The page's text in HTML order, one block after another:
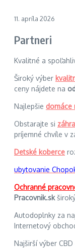
11. apríla 2026
Partneri
Kvalitné a
Široký výber
ceny nájdete na
Najlepšie domáce
Obstarajte si
príjemné chvíle v
Detské koberce
ubytovanie
Ochranné
Pracovnik.sk
Autodoplnky za
Internetový
Najširší výber